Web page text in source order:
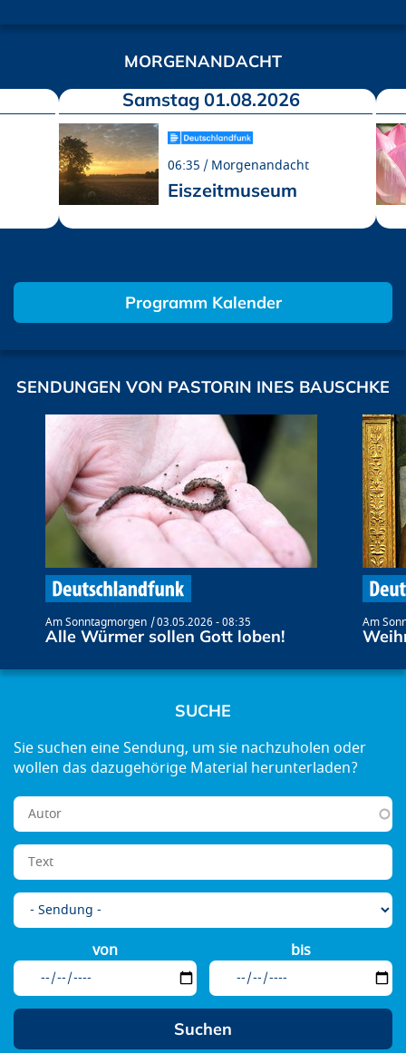
MORGENANDACHT
Samstag 01.08.2026
06:35 Morgenandacht
Eiszeitmuseum
Programm Kalender
SENDUNGEN VON PASTORIN INES BAUSCHKE
Am Sonntagmorgen 03.05.2026 - 08:35
Alle Würmer sollen Gott loben!
Am
SUCHE
von bis